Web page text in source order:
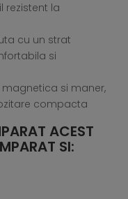
rezistent la
cu un strat
si
si maner,
compacta
ACEST
SI: